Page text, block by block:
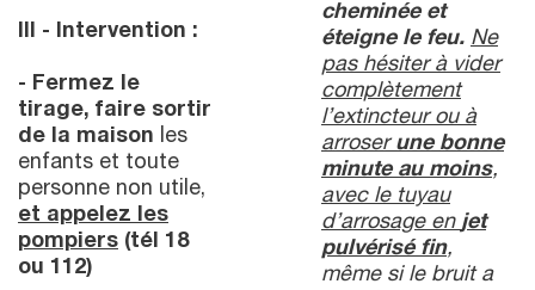
III - Intervention :
- Fermez le
tirage, faire sortir
de la maison les
enfants et toute
personne non utile,
et appelez les
pompiers (tél 18
ou 112)
cheminée et
éteigne le feu. Ne
pas hésiter à vider
complètement
l’extincteur ou à
arroserune bonne
minute au moins,
avec le tuyau
d’arrosage en jet
pulvérisé fin,
même si le bruit a